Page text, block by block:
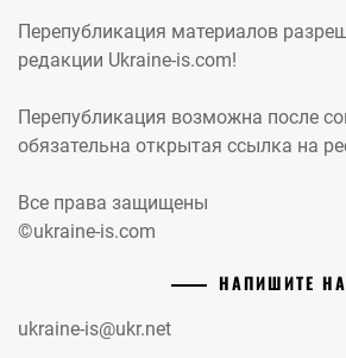
Перепубликация материалов
редакции Ukraine-is.com!
Перепубликация возможна после
обязательна открытая ссылка на
Все права защищены
©ukraine-is.com
НАПИШИТЕ
ukraine-is@ukr.net